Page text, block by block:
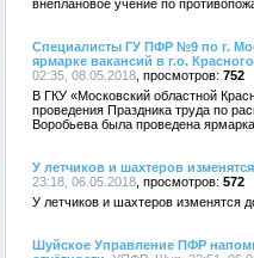
внеплановое учение по
Специалисты ГУ ПФР №9 по г.
ярмарке вакансий в г.о.
02:35, 08.05.2018
752
В ГКУ «Московский областной
проведения Праздника труда по
Воробьева была проведена
У летчиков и шахтеров
23:18, 06.05.2018
572
У летчиков и шахтеров изменятся
Шуйское Управление ПФР